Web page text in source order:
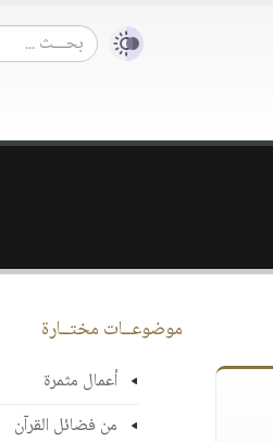
موضوعــات مختــارة
أعمال مثمرة
من فضائل القرآن